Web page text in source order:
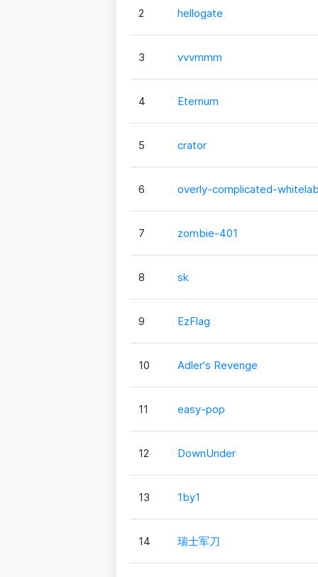
2 hellogate
3 vvvmmm
4 Eternum
5 crator
6 overly-complicated-
7 zombie-401
8 sk
9 EzFlag
10 Adler's Revenge
11 easy-pop
12 DownUnder
13 1by1
14 瑞士军刀